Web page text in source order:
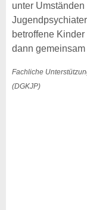
unter
betroffene
dann
Fachliche
(DGKJP)